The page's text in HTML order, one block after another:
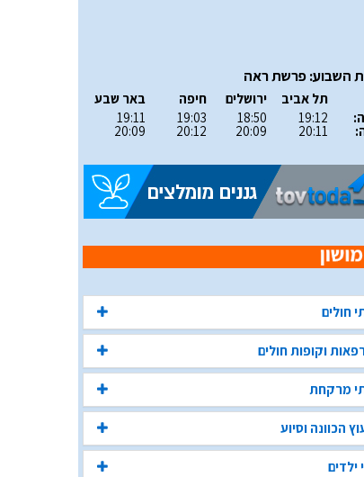
השבוע: פרשת ראה
תל אביב
19:12
20:11
ירושלים
18:50
20:09
חיפה
19:03
20:12
באר שבע
19:11
20:09
חולים
וקופות חולים
מרקחת
הכוונה וסיוע
ילדים